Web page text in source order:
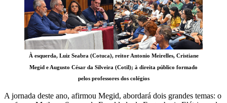
À esquerda, Luiz Seabra (Cotuca), reitor Antonio Meirelles, Cristiane
Megid e Augusto César da Silveira (Cotil); à direita público formado
pelos professores dos colégios
A jornada deste ano, afirmou Megid, abordará dois grandes temas: o